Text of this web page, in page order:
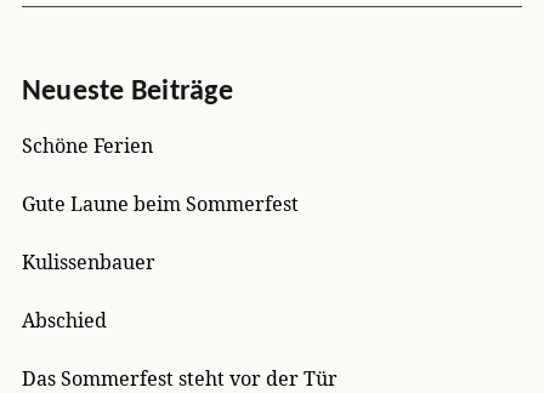
Neueste Beiträge
Schöne Ferien
Gute Laune beim Sommerfest
Kulissenbauer
Abschied
Das Sommerfest steht vor der Tür